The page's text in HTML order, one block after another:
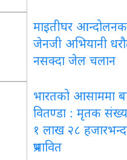
माइतीघर
जेनजी अभियानी
नसक्दा जेल चलान
भारतको आसाममा
वितण्डा : मृतक
१ लाख २८
प्रभावित